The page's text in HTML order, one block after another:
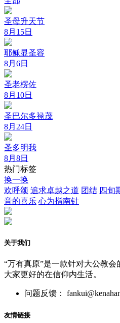
圣母升天节
8月15日
耶稣显圣容
8月6日
圣老楞佐
8月10日
圣巴尔多禄茂
8月24日
圣多明我
8月8日
热门标签
换一换
欢呼颂 追求卓越之道 团结 四旬
音的喜乐 心为指南针
关于我们
“万有真原”是一款针对大公教
大家更好的在信仰内生活。
问题反馈：
友情链接